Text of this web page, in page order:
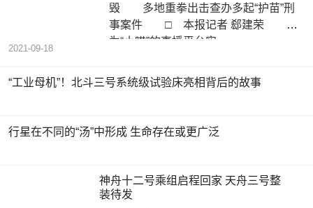
毁 多地重拳出击查办多起“护苗”刑
事案件 □ 本报记者 郄建荣 名
为“小喵”的直播平台实
2021-09-18
“工业母机”！北斗三号系统级试验床亮相背后的故事
行星在不同的“汤”中形成 生命存在或更广泛
神舟十二号乘组启程回家 天舟三号整
装待发